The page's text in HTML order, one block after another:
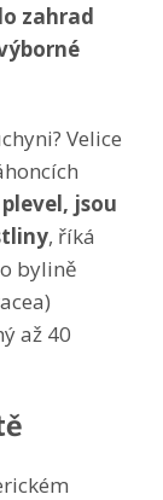
zahrad
Velice
jsou
, říká
bylině
až 40